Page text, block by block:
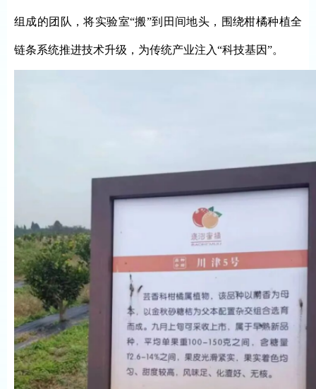
组成的团队，将实验室“搬”到田间地头，围绕柑橘种植全
链条系统推进技术升级，为传统产业注入“科技基因”。